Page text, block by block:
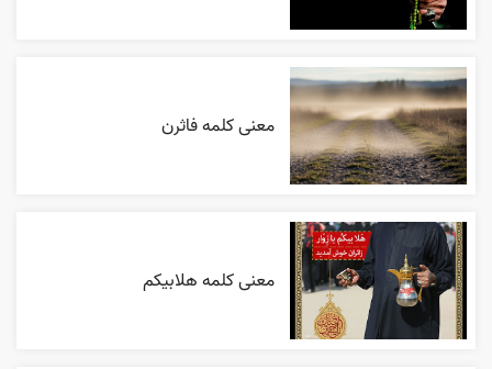
معنی کلمه فاثرن
معنی کلمه هلابیکم